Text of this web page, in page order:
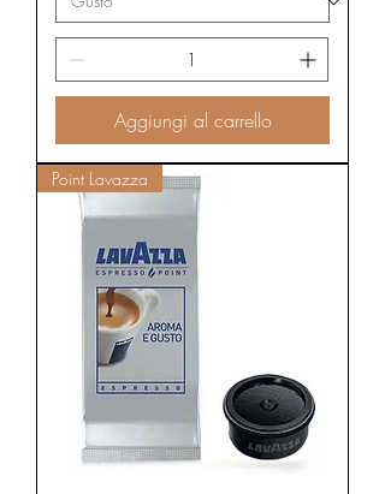
Aggiungi al carrello
Point Lavazza